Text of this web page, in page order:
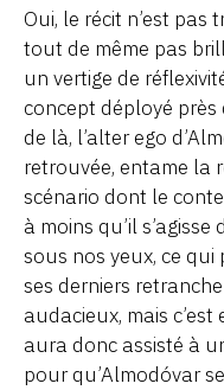
Oui, le récit n’est pas
tout de même pas
un vertige de
concept déployé près
de là, l’alter ego d’
retrouvée, entame la
scénario dont le
à moins qu’il s’agisse
sous nos yeux, ce
ses derniers
audacieux, mais
aura donc assisté à
pour qu’Almodóvar